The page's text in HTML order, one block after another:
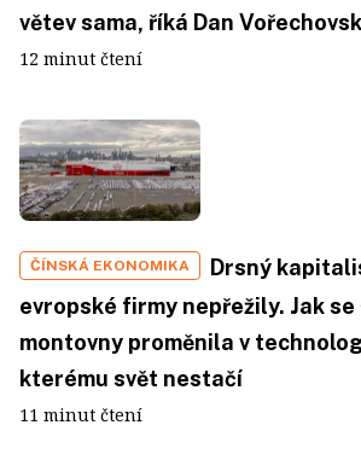
větev sama, říká Dan
12 minut čtení
ČÍNSKÁ EKONOMIKA
Drsný
evropské firmy nepřežily. Jak se
montovny proměnila v
kterému svět nestačí
11 minut čtení